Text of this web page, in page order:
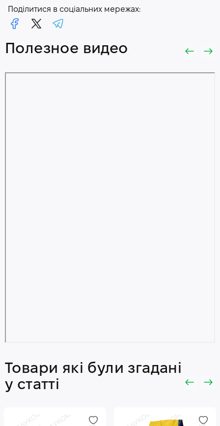
Поділитися в соціальних мережах:
Полезное видео
Товари які були згадані
у статті